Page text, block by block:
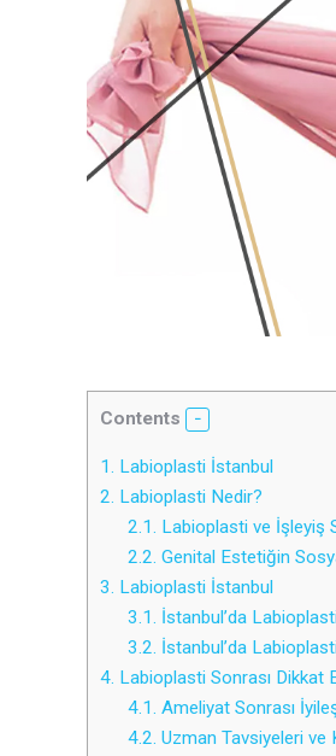
Contents
1. Labioplasti İstanbul
2. Labioplasti Nedir?
2.1. Labioplasti ve İşleyiş
2.2. Genital Estetiğin
3. Labioplasti İstanbul
3.1. İstanbul’da
3.2. İstanbul’da
4. Labioplasti Sonrası Dikkat
4.1. Ameliyat Sonrası
4.2. Uzman Tavsiyeleri ve